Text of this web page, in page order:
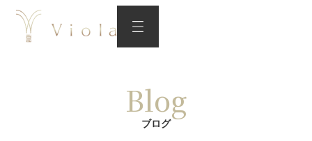
Blog
ブログ